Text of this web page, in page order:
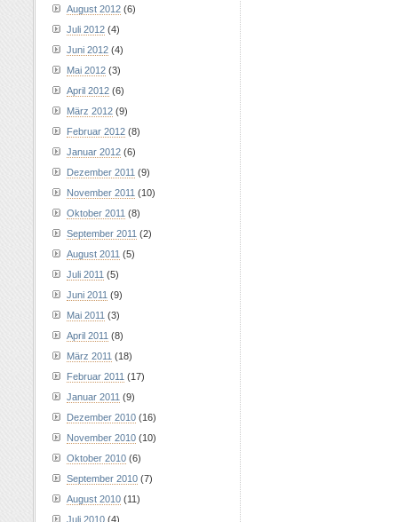
August 2012 (6)
Juli 2012 (4)
Juni 2012 (4)
Mai 2012 (3)
April 2012 (6)
März 2012 (9)
Februar 2012 (8)
Januar 2012 (6)
Dezember 2011 (9)
November 2011 (10)
Oktober 2011 (8)
September 2011 (2)
August 2011 (5)
Juli 2011 (5)
Juni 2011 (9)
Mai 2011 (3)
April 2011 (8)
März 2011 (18)
Februar 2011 (17)
Januar 2011 (9)
Dezember 2010 (16)
November 2010 (10)
Oktober 2010 (6)
September 2010 (7)
August 2010 (11)
Juli 2010 (4)